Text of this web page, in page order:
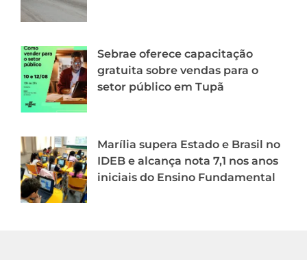
Sebrae oferece capacitação
gratuita sobre vendas para o
setor público em Tupã
Marília supera Estado e Brasil no
IDEB e alcança nota 7,1 nos anos
iniciais do Ensino Fundamental